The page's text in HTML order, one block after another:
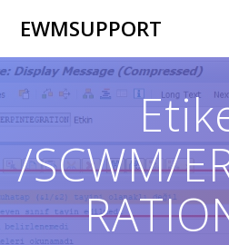
EWMSUPPORT
/SCWM/